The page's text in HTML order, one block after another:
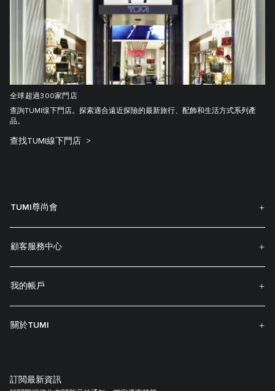
全球超過300家門店
查詢TUMI缐下門店。探索適合遠近探險的最新旅行、配飾和生活方式系列產
品。
查找TUMI線下門店
TUMI尊尚會
顧客服務中心
我的帳戶
關於TUMI
訂閲最新資訊